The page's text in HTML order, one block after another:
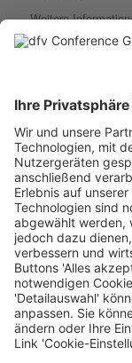
Weitere
Atelier Türke
Deutschland
Kontakt
Frank Türke
Geschäftsführer
ftuerke@atelier-
07433 99 79 12